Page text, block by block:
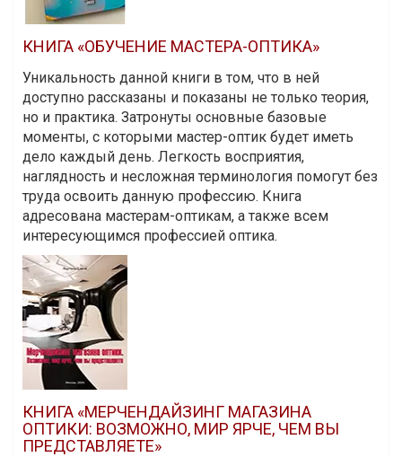
КНИГА «ОБУЧЕНИЕ МАСТЕРА-ОПТИКА»
Уникальность данной книги в том, что в ней
доступно рассказаны и показаны не только теория,
но и практика. Затронуты основные базовые
моменты, с которыми мастер-оптик будет иметь
дело каждый день. Легкость восприятия,
наглядность и несложная терминология помогут без
труда освоить данную профессию. Книга
адресована мастерам-оптикам, а также всем
интересующимся профессией оптика.
КНИГА «МЕРЧЕНДАЙЗИНГ МАГАЗИНА
ОПТИКИ: ВОЗМОЖНО, МИР ЯРЧЕ, ЧЕМ ВЫ
ПРЕДСТАВЛЯЕТЕ»